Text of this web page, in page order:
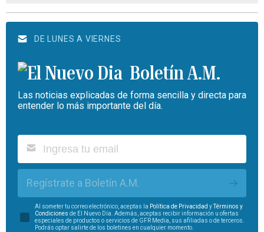
DE LUNES A VIERNES
Boletín A.M.
Las noticias explicadas de forma sencilla y directa para
entender lo más importante del día.
Regístrate a Boletín A.M.
Al someter tu correo electrónico, aceptas la Política de Privacidad y
Términos y
Condiciones de El Nuevo Día. Además, aceptas recibir información u ofertas
especiales de productos o servicios de GFR Media, sus afiliadas o de terceros.
Podrás optar salirte de los boletines en cualquier momento.